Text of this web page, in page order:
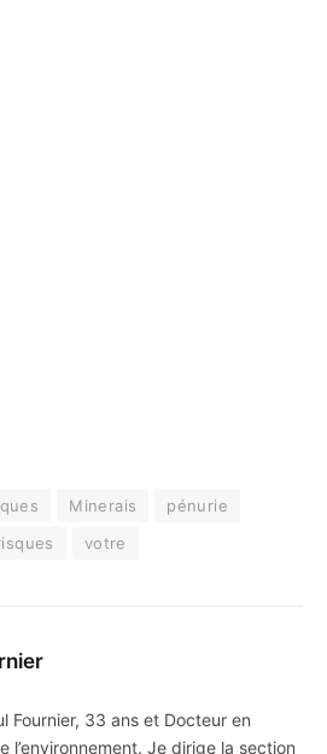
Minerais
pénurie
votre
Fournier, 33 ans et Docteur en
l’environnement. Je dirige la section